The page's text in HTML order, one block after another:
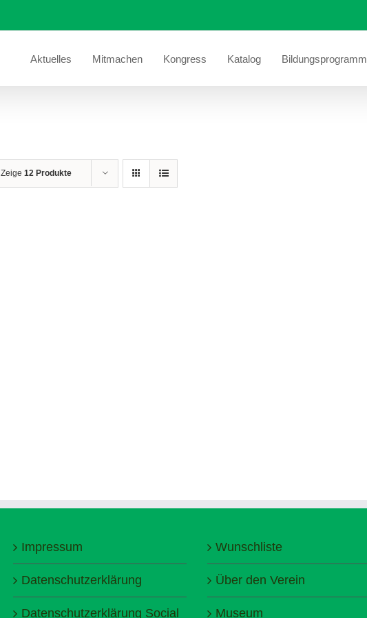
Aktuelles Mitmachen Kongress Katalog Bildungsprogramm
Zeige 12 Produkte
Impressum
Datenschutzerklärung
Datenschutzerklärung Social
Wunschliste
Über den Verein
Museum